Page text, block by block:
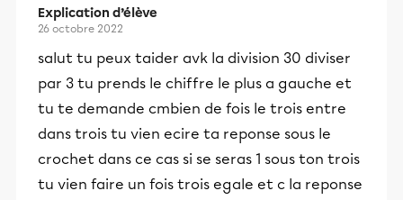
Explication d’élève
26 octobre 2022
salut tu peux taider avk la division 30 diviser
par 3 tu prends le chiffre le plus a gauche et
tu te demande cmbien de fois le trois entre
dans trois tu vien ecire ta reponse sous le
crochet dans ce cas si se seras 1 sous ton trois
tu vien faire un fois trois egale et c la reponse